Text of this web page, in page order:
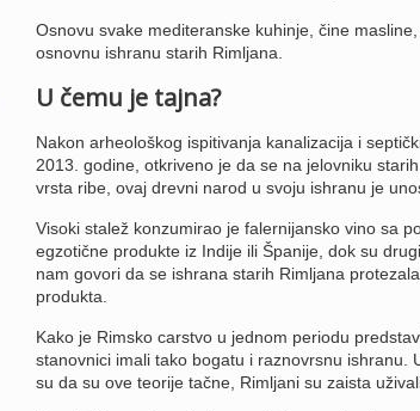
Osnovu svake mediteranske kuhinje, čine
osnovnu ishranu starih Rimljana.
U čemu je tajna?
Nakon arheološkog ispitivanja kanalizacija i
2013. godine, otkriveno je da se na jelovniku
vrsta ribe, ovaj drevni narod u svoju ishranu je
Visoki stalež konzumirao je falernijansko vino sa
egzotične produkte iz Indije ili Španije, dok su
nam govori da se ishrana starih Rimljana
produkta.
Kako je Rimsko carstvo u jednom periodu
stanovnici imali tako bogatu i raznovrsnu ishranu.
su da su ove teorije tačne, Rimljani su zaista